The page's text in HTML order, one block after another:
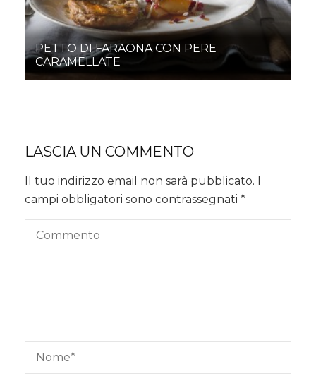
PETTO DI FARAONA CON PERE
CARAMELLATE
LASCIA UN COMMENTO
Il tuo indirizzo email non sarà pubblicato.
campi obbligatori sono contrassegnati *